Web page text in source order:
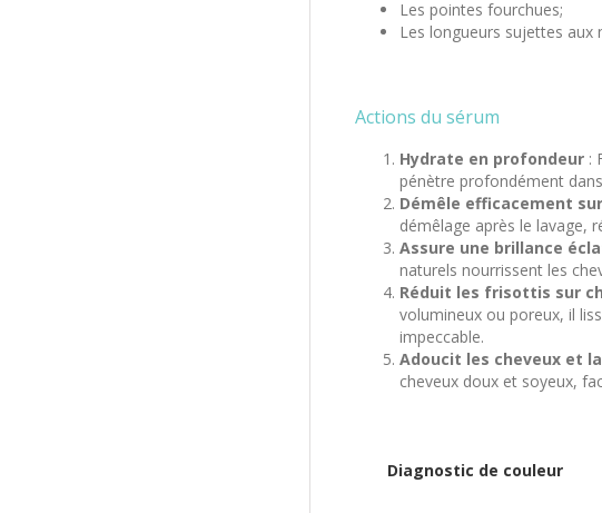
Les pointes fourchues;
Les longueurs sujettes aux
Actions du sérum
Hydrate en profondeur :
pénètre profondément
Démêle efficacement
démêlage après le lavage,
Assure une brillance
naturels nourrissent les
Réduit les frisottis sur
volumineux ou poreux, il
impeccable.
Adoucit les cheveux et
cheveux doux et soyeux,
Diagnostic de couleur